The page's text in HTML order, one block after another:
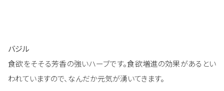
バジル
食欲をそそる芳香の強いハーブです。食欲増進の効果があるとい
われていますので、なんだか元気が湧いてきます。